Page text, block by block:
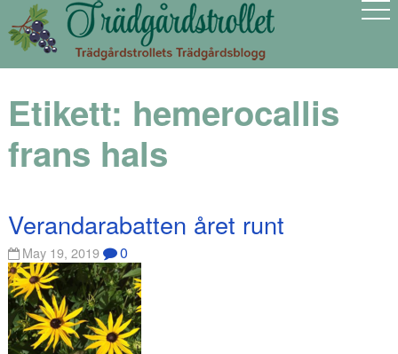
Etikett: hemerocallis
frans hals
Verandarabatten året runt
May 19, 2019 0